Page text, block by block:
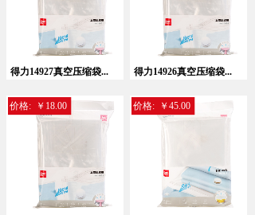
得力14927真空压缩袋... 得力14926真空压缩袋...
价格: ￥18.00 价格: ￥45.00